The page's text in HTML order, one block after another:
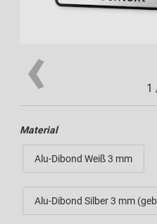
1
Material
Alu-Dibond Weiß 3 mm
Alu-Dibond Silber 3 mm